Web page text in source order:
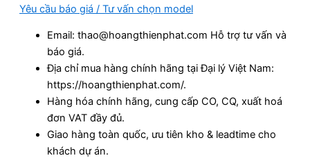
Yêu cầu báo giá / Tư vấn chọn model
Email: thao@hoangthienphat.com Hỗ trợ tư vấn và
báo giá.
Địa chỉ mua hàng chính hãng tại Đại lý Việt Nam:
https://hoangthienphat.com/.
Hàng hóa chính hãng, cung cấp CO, CQ, xuất hoá
đơn VAT đầy đủ.
Giao hàng toàn quốc, ưu tiên kho & leadtime cho
khách dự án.